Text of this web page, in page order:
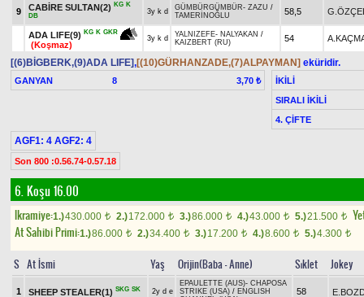
9 CABİRE SULTAN(2) KG K
DB
3y k d GÜMBÜRGÜMBÜR- ZAZU /
TAMERİNOĞLU
58,5
ADA LIFE(9) KG K GKR
(Koşmaz)
3y k d YALNIZEFE- NALYAKAN /
KAIZBERT (RU)
54
[(6)BİGBERK,(9)ADA LIFE],[(10)GÜRHANZADE,(7)ALPAYMAN] eküridir.
GANYAN 8 3,70 ₺
İKİLİ
SIRALI İKİLİ
4. ÇİFTE
AGF1: 4 AGF2: 4
Son 800 :0.56.74-0.57.18
6. Koşu 16.00
Ikramiye:1.)430.000 t 2.)172.000 t 3.)86.000 t 4.)43.000 t 5.)21.500 t
At Sahibi Primi:1.)86.000 t 2.)34.400 t 3.)17.200 t 4.)8.600 t 5.)4.300 t
S At İsmi Yaş Orijin(Baba - Anne) Sıklet Jokey
1 SHEEP STEALER(1) SKG SK 2y d e
EPAULETTE (AUS)- CHAPOSA
STRIKE (USA) / ENGLISH
58